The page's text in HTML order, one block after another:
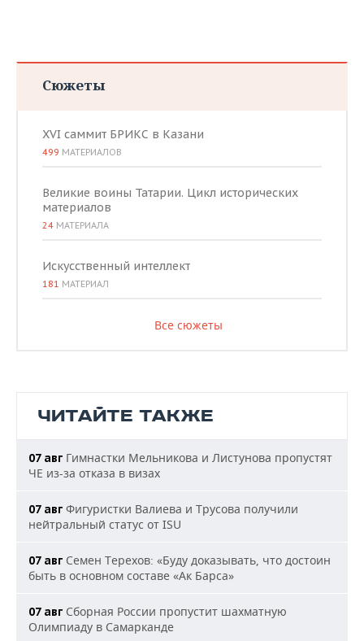
Сюжеты
XVI саммит БРИКС в Казани
499 МАТЕРИАЛОВ
Великие воины Татарии. Цикл исторических
материалов
24 МАТЕРИАЛА
Искусственный интеллект
181 МАТЕРИАЛ
Все сюжеты
ЧИТАЙТЕ ТАКЖЕ
07 авг Гимнастки Мельникова и Листунова пропустят
ЧЕ из-за отказа в визах
07 авг Фигуристки Валиева и Трусова получили
нейтральный статус от ISU
07 авг Семен Терехов: «Буду доказывать, что достоин
быть в основном составе «Ак Барса»
07 авг Сборная России пропустит шахматную
Олимпиаду в Самарканде